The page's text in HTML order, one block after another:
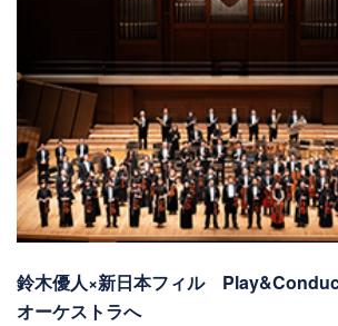
鈴木優人×新日本フィル
オーケストラへ